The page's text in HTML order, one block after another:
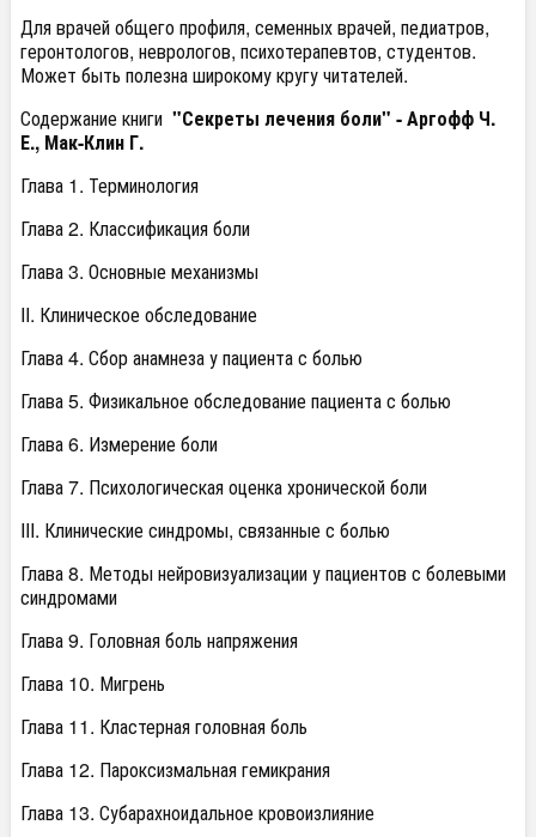
Для врачей общего профиля, семенных врачей, педиатров,
геронтологов, неврологов, психотерапевтов, студентов.
Может быть полезна широкому кругу читателей.
Содержание книги "Секреты лечения боли" - Аргофф Ч.
Е., Мак-Клин Г.
Глава 1. Терминология
Глава 2. Классификация боли
Глава 3. Основные механизмы
II. Клиническое обследование
Глава 4. Сбор анамнеза у пациента с болью
Глава 5. Физикальное обследование пациента с болью
Глава 6. Измерение боли
Глава 7. Психологическая оценка хронической боли
III. Клинические синдромы, связанные с болью
Глава 8. Методы нейровизуализации у пациентов с болевыми
синдромами
Глава 9. Головная боль напряжения
Глава 10. Мигрень
Глава 11. Кластерная головная боль
Глава 12. Пароксизмальная гемикрания
Глава 13. Субарахноидальное кровоизлияние